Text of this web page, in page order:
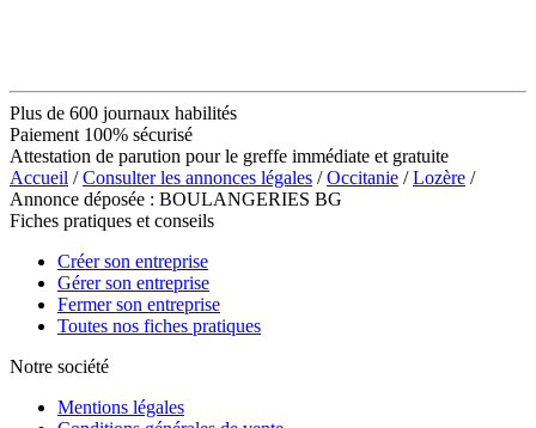
Plus de 600 journaux habilités
Paiement 100% sécurisé
Attestation de parution pour le greffe immédiate et gratuite
Accueil /Consulter les annonces légales /Occitanie /Lozère /
Annonce déposée : BOULANGERIES BG
Fiches pratiques et conseils
Créer son entreprise
Gérer son entreprise
Fermer son entreprise
Toutes nos fiches pratiques
Notre société
Mentions légales